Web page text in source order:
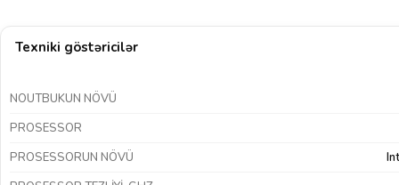
Texniki göstəricilər
NOUTBUKUN NÖVÜ
PROSESSOR
PROSESSORUN NÖVÜ